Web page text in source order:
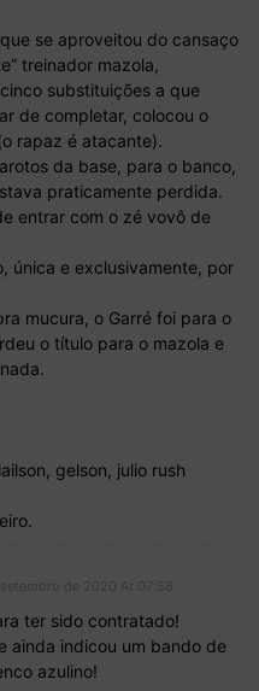
se aproveitou do cansaço
treinador mazola,
substituições a que
de completar, colocou o
rapaz é atacante).
da base, para o banco,
praticamente perdida.
entrar com o zé vovô de
única e exclusivamente, por
mucura, o Garré foi para o
o título para o mazola e
gelson, julio rush
ter sido contratado!
ainda indicou um bando de
azulino!